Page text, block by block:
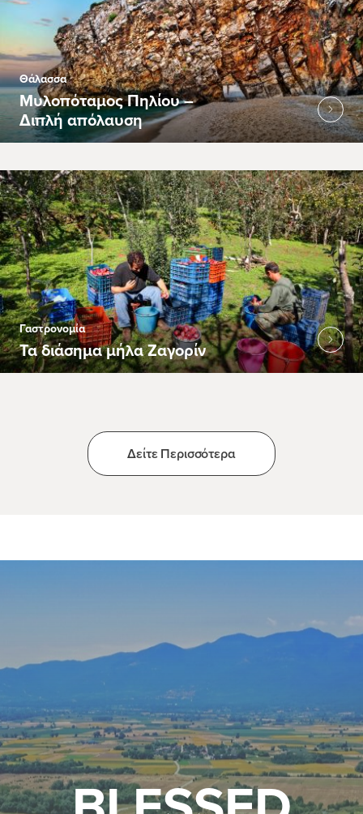
Θάλασσα
Μυλοπόταμος Πηλίου –
Διπλή απόλαυση
Γαστρονομία
Τα διάσημα μήλα Ζαγορίν
Δείτε Περισσότερα